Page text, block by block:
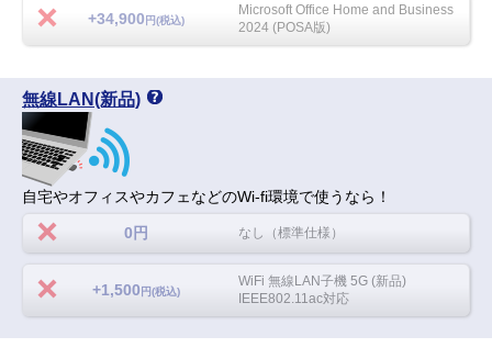
+34,900 円(税込)
Microsoft Office Home and Business
2024 (POSA版)
無線LAN(新品)
自宅やオフィスやカフェなどのWi-fi環境で使うなら！
0円 なし（標準仕様）
+1,500 円(税込)
WiFi 無線LAN子機 5G (新品)
IEEE802.11ac対応